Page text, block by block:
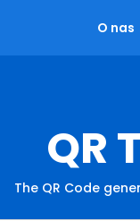
O nas
QR
The QR Code